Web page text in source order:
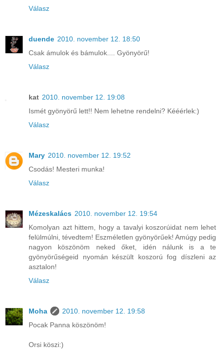
Válasz
duende 2010. november 12. 18:50
Csak ámulok és bámulok.... Gyönyörű!
Válasz
kat 2010. november 12. 19:08
Ismét gyönyörű lett!! Nem lehetne rendelni? Kééérlek:)
Válasz
Mary 2010. november 12. 19:52
Csodás! Mesteri munka!
Válasz
Mézeskalács 2010. november 12. 19:54
Komolyan azt hittem, hogy a tavalyi koszorúidat nem lehet
felülmúlni, tévedtem! Eszméletlen gyönyörűek! Amúgy pedig
nagyon köszönöm neked őket, idén nálunk is a te
gyönyörűségeid nyomán készült koszorú fog díszleni az
asztalon!
Válasz
Moha
2010. november 12. 19:58
Pocak Panna köszönöm!
Orsi köszi:)